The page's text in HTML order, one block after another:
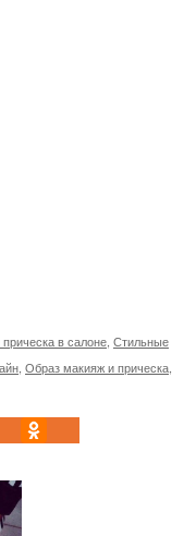
в салоне Стильные
Образ макияж и прическа